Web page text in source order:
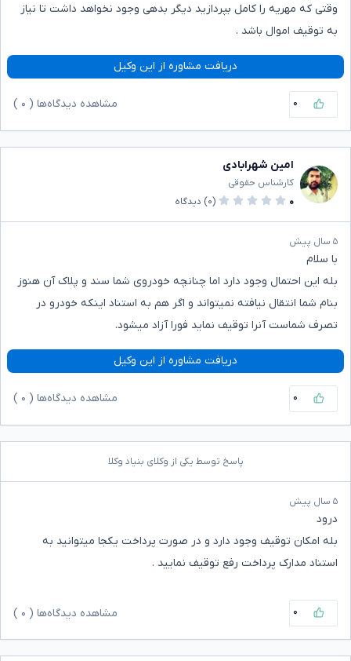
وقتی که مهریه را کامل بپردازید دیگر بدهی وجود نخواهد داشت تا نیاز
به توقیف اموال باشد .
دریافت مشاوره از این وکیل
۰ مشاهده دیدگاه‌ها ( ۰
امین شهرابادی
کارشناس حقوقی
۰
(۰) دیدگاه
۵ سال پیش
با سلام
بله این احتمال وجود دارد اما چنانچه خودروی شما سند و پلاک آن هنوز
بنام شما انتقال نیافته نمیتواند و اگر هم به استناد اینکه خودرو در
تصرف شماست آنرا توقیف نماید فورا آزاد میشود.
دریافت مشاوره از این وکیل
۰ مشاهده دیدگاه‌ها ( ۰
پاسخ توسط یکی از وکلای بنیاد وکلا
۵ سال پیش
درود
بله امکان توقیف وجود دارد و در صورت پرداخت یکجا میتوانید به
استناد مدارک پرداخت رفع توقیف نمایید .
۰ مشاهده دیدگاه‌ها ( ۰